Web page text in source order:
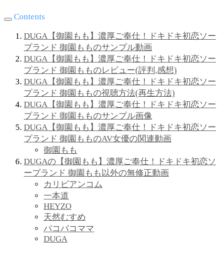
Contents
DUGA【御園もも】濃厚ご奉仕！ドキドキ初恋ソー
プランド 御園もものサンプル動画
DUGA【御園もも】濃厚ご奉仕！ドキドキ初恋ソー
プランド 御園もものレビュー(評判,感想)
DUGA【御園もも】濃厚ご奉仕！ドキドキ初恋ソー
プランド 御園ももの視聴方法(再生方法)
DUGA【御園もも】濃厚ご奉仕！ドキドキ初恋ソー
プランド 御園もものサンプル画像
DUGA【御園もも】濃厚ご奉仕！ドキドキ初恋ソー
プランド 御園もものAV女優の関連動画
御園もも
DUGAの【御園もも】濃厚ご奉仕！ドキドキ初恋ソ
ープランド 御園もも以外の無修正動画
カリビアンコム
一本道
HEYZO
天然むすめ
パコパコママ
DUGA